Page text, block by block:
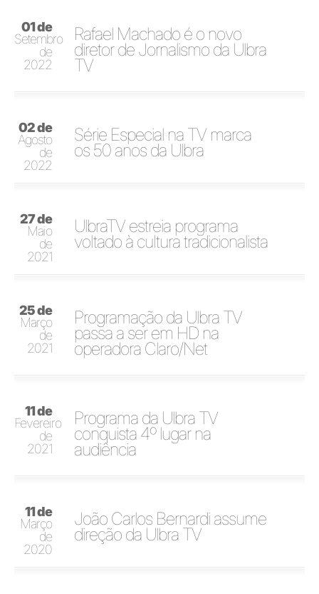
01 de
Setembro
de
2022
Rafael Machado é o novo
diretor de Jornalismo da Ulbra
TV
02 de
Agosto
de
2022
Série Especial na TV marca
os 50 anos da Ulbra
27 de
Maio
de
2021
UlbraTV estreia programa
voltado à cultura tradicionalista
25 de
Março
de
2021
Programação da Ulbra TV
passa a ser em HD na
operadora Claro/Net
11 de
Fevereiro
de
2021
Programa da Ulbra TV
conquista 4º lugar na
audiência
11 de
Março
de
2020
João Carlos Bernardi assume
direção da Ulbra TV